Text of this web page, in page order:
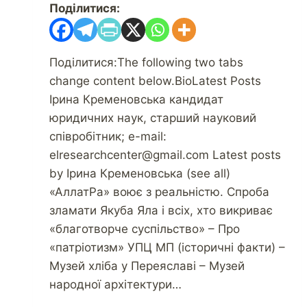
Поділитися:
Поділитися:The following two tabs
change content below.BioLatest Posts
Ірина Кременовська кандидат
юридичних наук, старший науковий
співробітник; e-mail:
elresearchcenter@gmail.com Latest posts
by Ірина Кременовська (see all)
«АллатРа» воює з реальністю. Спроба
зламати Якуба Яла і всіх, хто викриває
«благотворче суспільство» – Про
«патріотизм» УПЦ МП (історичні факти) –
Музей хліба у Переяславі – Музей
народної архітектури…